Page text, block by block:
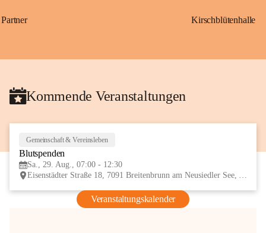
Partner Kirschblütenhalle
Kommende Veranstaltungen
Gemeinschaft & Vereinsleben
Blutspenden
Sa., 29. Aug., 07:00 - 12:30
Eisenstädter Straße 18, 7091 Breitenbrunn am Neusiedler See, AUT
Veranstaltungskalender